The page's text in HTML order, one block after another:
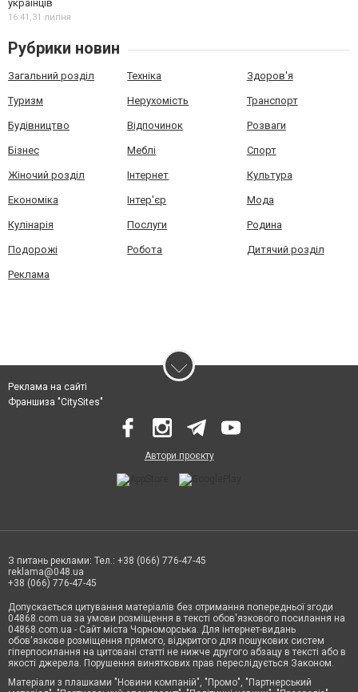
українців
16:41,31 липня
Рубрики новин
Загальний розділ Техніка Здоров'я
Туризм Нерухомість Транспорт
Будівництво Відпочинок Розваги
Бізнес Меблі Спорт
Жіночий розділ Інтернет Культура
Економіка Інтер'єр Мода
Кулінарія Послуги Родина
Подорожі Робота Дитячий розділ
Реклама
Реклама на сайті
Франшиза "CitySites"
Автори проєкту
З питань реклами: Тел.: +38 (066) 776-47-45
reklama@048.ua
+38 (066) 776-47-45
Допускається цитування матеріалів без отримання попередньої згоди
04868.com.ua за умови розміщення в тексті обов'язкового посилання на
04868.com.ua - Сайт міста Чорноморська. Для інтернет-видань
обов'язкове розміщення прямого, відкритого для пошукових систем
гіперпосилання на цитовані статті не нижче другого абзацу в тексті або в
якості джерела. Порушення виняткових прав переслідується Законом.
Матеріали з плашками "Новини компаній", "Промо", "Партнерський